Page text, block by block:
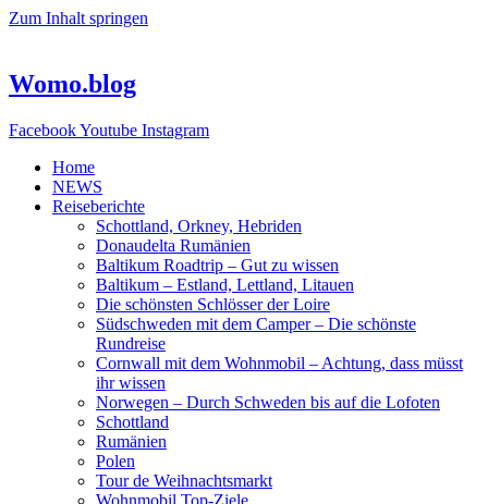
Zum Inhalt springen
Womo.blog
FacebookYoutube Instagram
Home
NEWS
Reiseberichte
Schottland, Orkney, Hebriden
Donaudelta Rumänien
Baltikum Roadtrip – Gut zu wissen
Baltikum – Estland, Lettland, Litauen
Die schönsten Schlösser der Loire
Südschweden mit dem Camper – Die schönste
Rundreise
Cornwall mit dem Wohnmobil – Achtung, dass müsst
ihr wissen
Norwegen – Durch Schweden bis auf die Lofoten
Schottland
Rumänien
Polen
Tour de Weihnachtsmarkt
Wohnmobil Top-Ziele